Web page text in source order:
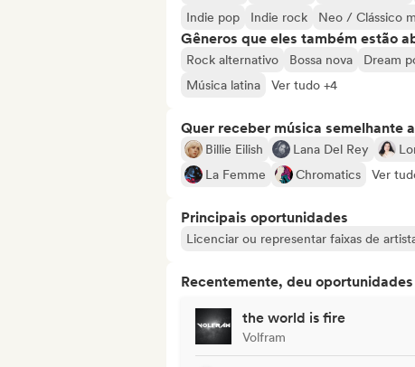
Indie pop
Indie rock Neo / Clássico
Gêneros que eles também estão
Rock alternativo Bossa nova Dream
Música latina
Ver tudo +4
Quer receber música semelhante
Billie Eilish Lana Del Rey
La Femme
Chromatics Ver
Principais oportunidades
Licenciar ou representar faixas de
Recentemente, deu
the world is fire
Volfram